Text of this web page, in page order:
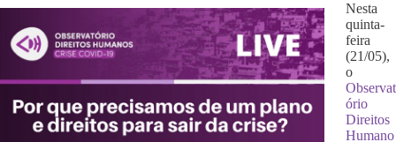
Nesta
quinta-
feira
(21/05),
o
Observat
ório
Direitos
Humano